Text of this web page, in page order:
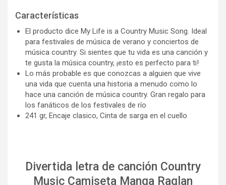
Características
El producto dice My Life is a Country Music Song. Ideal
para festivales de música de verano y conciertos de
música country. Si sientes que tu vida es una canción y
te gusta la música country, ¡esto es perfecto para ti!
Lo más probable es que conozcas a alguien que vive
una vida que cuenta una historia a menudo como lo
hace una canción de música country. Gran regalo para
los fanáticos de los festivales de río
241 gr, Encaje clasico, Cinta de sarga en el cuello
Divertida letra de canción Country
Music Camiseta Manga Raglan